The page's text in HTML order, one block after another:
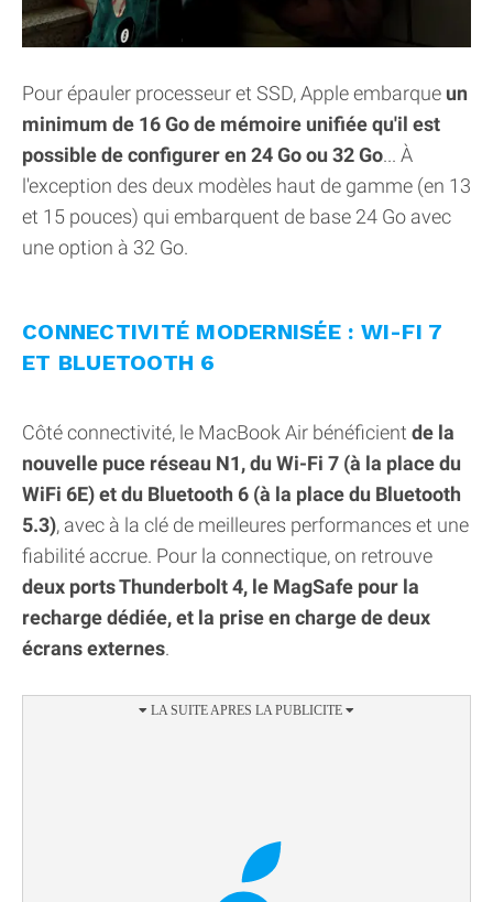
Pour épauler processeur et SSD, Apple embarque un
minimum de 16 Go de mémoire unifiée qu'il est
possible de configurer en 24 Go ou 32 Go... À
l'exception des deux modèles haut de gamme (en 13
et 15 pouces) qui embarquent de base 24 Go avec
une option à 32 Go.
CONNECTIVITÉ MODERNISÉE : WI-FI 7
ET BLUETOOTH 6
Côté connectivité, le MacBook Air bénéficient de la
nouvelle puce réseau N1, du Wi-Fi 7 (à la place du
WiFi 6E) et du Bluetooth 6 (à la place du Bluetooth
5.3), avec à la clé de meilleures performances et une
fiabilité accrue. Pour la connectique, on retrouve
deux ports Thunderbolt 4, le MagSafe pour la
recharge dédiée, et la prise en charge de deux
écrans externes.